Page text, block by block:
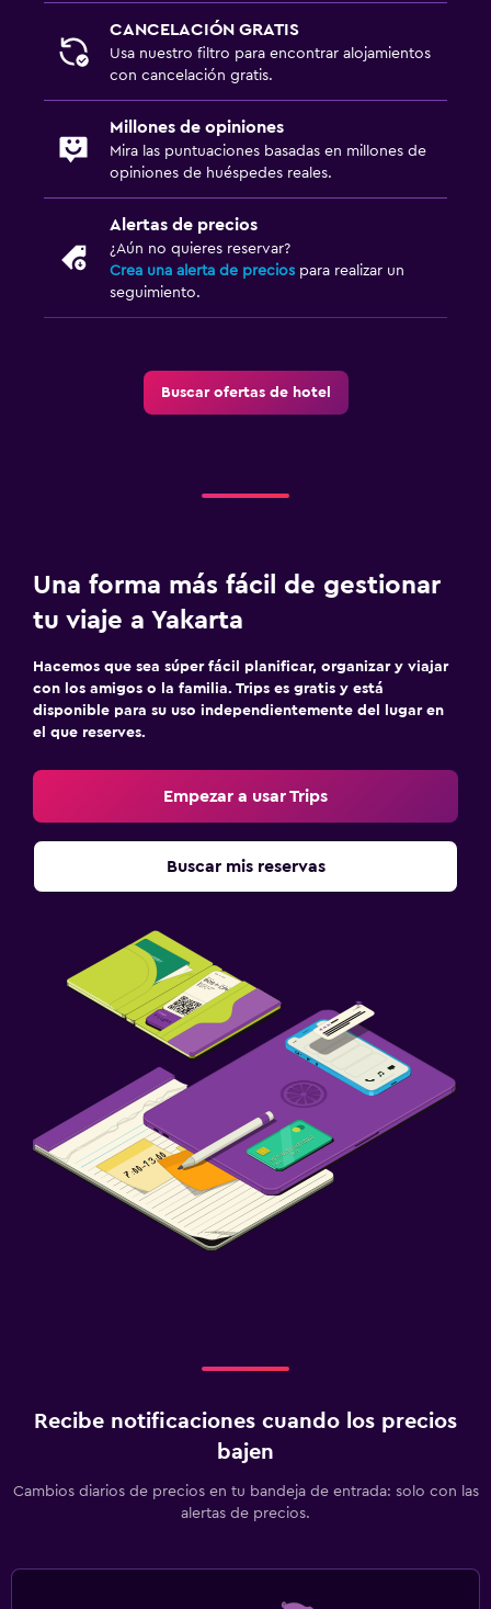
CANCELACIÓN GRATIS
Usa nuestro filtro para encontrar alojamientos
con cancelación gratis.
Millones de opiniones
Mira las puntuaciones basadas en millones de
opiniones de huéspedes reales.
Alertas de precios
¿Aún no quieres reservar?
Crea una alerta de precios para realizar un
seguimiento.
Buscar ofertas de hotel
Una forma más fácil de gestionar
tu viaje a Yakarta
Hacemos que sea súper fácil planificar, organizar y viajar
con los amigos o la familia. Trips es gratis y está
disponible para su uso independientemente del lugar en
el que reserves.
Empezar a usar Trips
Buscar mis reservas
Recibe notificaciones cuando los precios
bajen
Cambios diarios de precios en tu bandeja de entrada: solo con las
alertas de precios.